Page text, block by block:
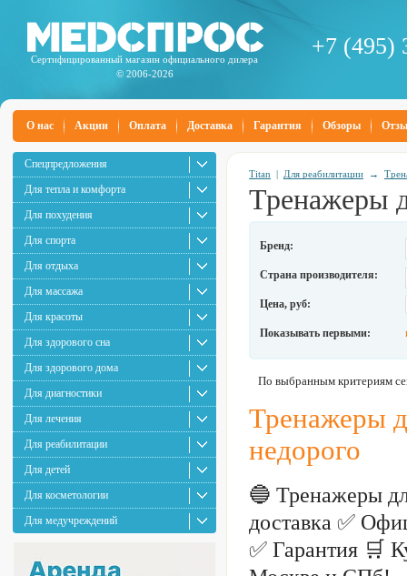
Сертифицированный магазин официального дилера
© 2006-2026
+7 (495)
О нас Акции Оплата Доставка Гарантия Обзоры
Спецпредложения
Для тепла и комфорта
Для похудения
Для спорта
Для отдыха
Для массажа
Для красоты
Для здорового сна
Для здорового дома
Для диагностики
Для лечения
Для реабилитации
Для детей
Для косметологии
Для медучреждений
Titan | Для реабилитации →
Тренажеры
Бренд:
Страна производителя:
Цена, руб:
Показывать первыми:
По выбранным критериям
Тренажеры
недорого
🔵 Тренажеры
доставка ✅
✅ Гарантия 🛒